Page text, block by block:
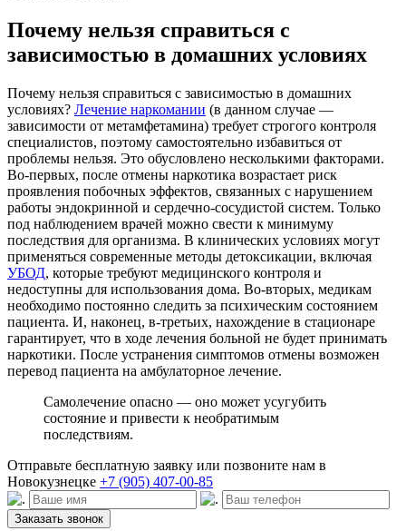
Почему нельзя справиться с
зависимостью в домашних условиях
Почему нельзя справиться с зависимостью в домашних
условиях? Лечение наркомании (в данном случае —
зависимости от метамфетамина) требует строгого контроля
специалистов, поэтому самостоятельно избавиться от
проблемы нельзя. Это обусловлено несколькими факторами.
Во-первых, после отмены наркотика возрастает риск
проявления побочных эффектов, связанных с нарушением
работы эндокринной и сердечно-сосудистой систем. Только
под наблюдением врачей можно свести к минимуму
последствия для организма. В клинических условиях могут
применяться современные методы детоксикации, включая
УБОД, которые требуют медицинского контроля и
недоступны для использования дома. Во-вторых, медикам
необходимо постоянно следить за психическим состоянием
пациента. И, наконец, в-третьих, нахождение в стационаре
гарантирует, что в ходе лечения больной не будет принимать
наркотики. После устранения симптомов отмены возможен
перевод пациента на амбулаторное лечение.
Самолечение опасно — оно может усугубить
состояние и привести к необратимым
последствиям.
Отправьте бесплатную заявку или позвоните нам в
Новокузнецке +7 (905) 407-00-85
Заказать звонок